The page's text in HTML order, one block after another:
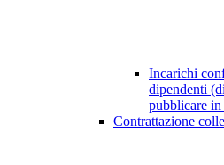
Incarichi
dipendenti
pubblicare in
Contrattazione